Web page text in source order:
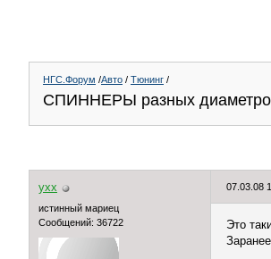
НГС.Форум /Авто / Тюнинг /
CПИННЕРЫ разных
yxx
истинный мариец
Сообщений: 36722
07.03.08
Это